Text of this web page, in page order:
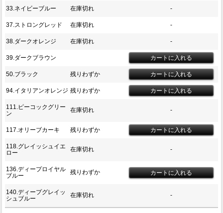
33.ネイビーブルー 在庫切れ -
37.ストロングレッド 在庫切れ -
38.ダークオレンジ 在庫切れ -
39.ダークブラウン
50.ブラック 残りわずか
94.イタリアンオレンジ 残りわずか
111.ピーコックグリー
ン
在庫切れ -
117.オリーブカーキ 残りわずか
118.グレイッシュイエ
ロー
在庫切れ -
136.ディープロイヤル
ブルー
残りわずか
140.ディープグレイッ
シュブルー
在庫切れ -